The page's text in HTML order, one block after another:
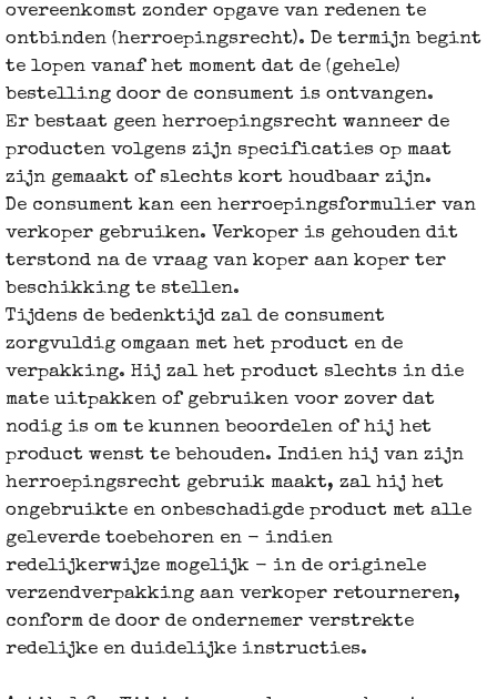
overeenkomst zonder opgave van redenen te
ontbinden (herroepingsrecht). De termijn begint
te lopen vanaf het moment dat de (gehele)
bestelling door de consument is ontvangen.
Er bestaat geen herroepingsrecht wanneer de
producten volgens zijn specificaties op maat
zijn gemaakt of slechts kort houdbaar zijn.
De consument kan een herroepingsformulier van
verkoper gebruiken. Verkoper is gehouden dit
terstond na de vraag van koper aan koper ter
beschikking te stellen.
Tijdens de bedenktijd zal de consument
zorgvuldig omgaan met het product en de
verpakking. Hij zal het product slechts in die
mate uitpakken of gebruiken voor zover dat
nodig is om te kunnen beoordelen of hij het
product wenst te behouden. Indien hij van zijn
herroepingsrecht gebruik maakt, zal hij het
ongebruikte en onbeschadigde product met alle
geleverde toebehoren en - indien
redelijkerwijze mogelijk - in de originele
verzendverpakking aan verkoper retourneren,
conform de door de ondernemer verstrekte
redelijke en duidelijke instructies.